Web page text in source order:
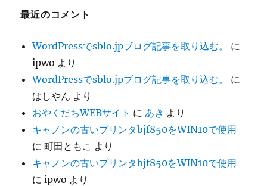
最近のコメント
WordPressでsblo.jpブログ記事を取り込む。
に
ipwo より
WordPressでsblo.jpブログ記事を取り込む。
に
はしやん より
おやくだちWEBサイト に あき より
キャノンの古いプリンタbjf850をWIN10で使用
に町田ともこ より
キャノンの古いプリンタbjf850をWIN10で使用
にipwo より